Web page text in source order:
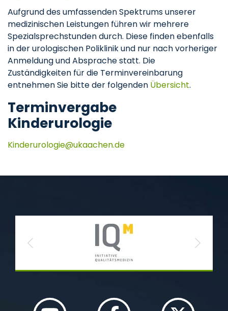
Aufgrund des umfassenden Spektrums unserer
medizinischen Leistungen führen wir mehrere
Spezialsprechstunden durch. Diese finden ebenfalls
in der urologischen Poliklinik und nur nach vorheriger
Anmeldung und Absprache statt. Die
Zuständigkeiten für die Terminvereinbarung
entnehmen Sie bitte der folgenden Übersicht.
Terminvergabe
Kinderurologie
Kinderurologie ukaachende
Previous Next